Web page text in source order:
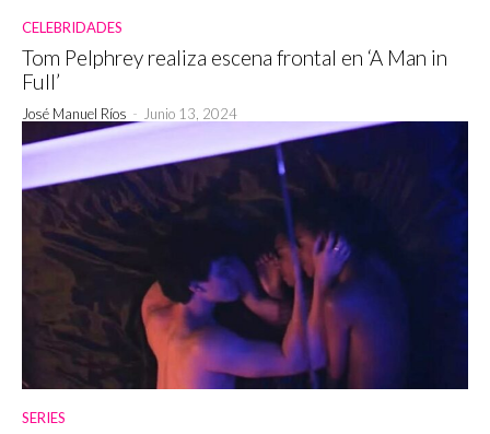
CELEBRIDADES
Tom Pelphrey realiza escena frontal en ‘A Man in
Full’
José Manuel Ríos - Junio 13, 2024
SERIES